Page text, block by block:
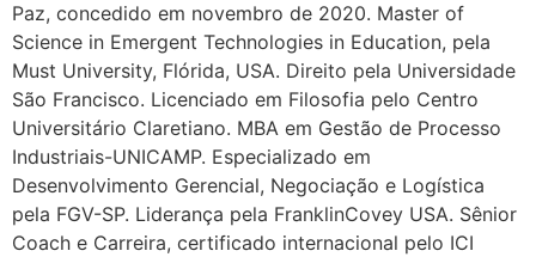
Paz, concedido em novembro de 2020. Master of
Science in Emergent Technologies in Education, pela
Must University, Flórida, USA. Direito pela Universidade
São Francisco. Licenciado em Filosofia pelo Centro
Universitário Claretiano. MBA em Gestão de Processo
Industriais-UNICAMP. Especializado em
Desenvolvimento Gerencial, Negociação e Logística
pela FGV-SP. Liderança pela FranklinCovey USA. Sênior
Coach e Carreira, certificado internacional pelo ICI